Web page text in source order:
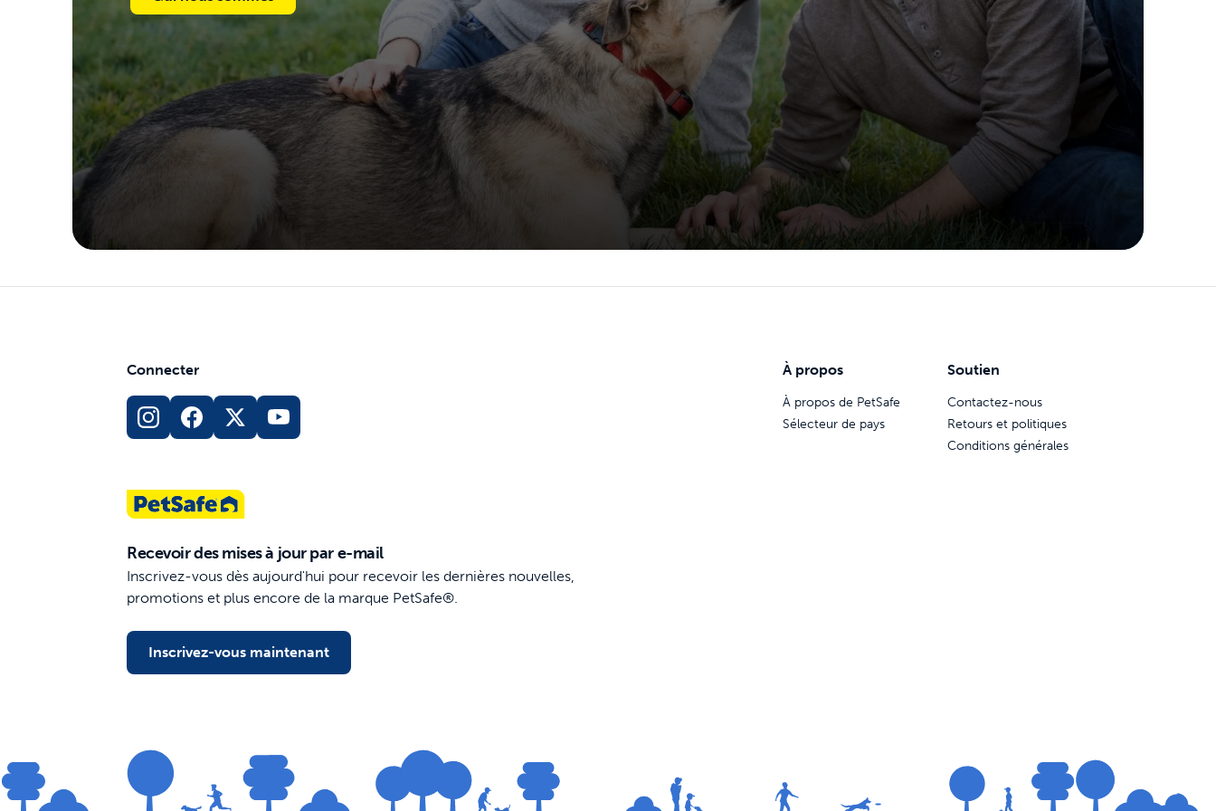
Connecter
Recevoir des mises à jour par e-mail
Inscrivez-vous dès aujourd'hui pour recevoir les dernières nouvelles,
promotions et plus encore de la marque PetSafe®.
Inscrivez-vous maintenant
À propos
À propos de PetSafe
Sélecteur de pays
Soutien
Contactez-nous
Retours et politiques
Conditions générales